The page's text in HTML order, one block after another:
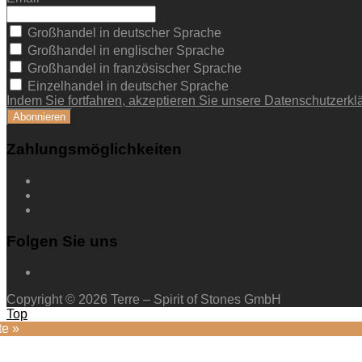
Großhandel in deutscher Sprache
Großhandel in englischer Sprache
Großhandel in französischer Sprache
Einzelhandel in deutscher Sprache
Indem Sie fortfahren, akzeptieren Sie unsere
Zahlungsmöglichkeiten
Folgen Sie uns
Copyright © 2026 Terre – Spirit of Stones GmbH
Top
»